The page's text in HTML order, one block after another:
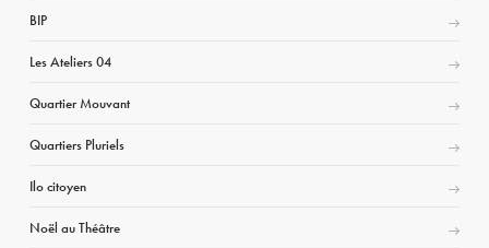
BIP
Les Ateliers 04
Quartier Mouvant
Quartiers Pluriels
Ilo citoyen
Noël au Théâtre